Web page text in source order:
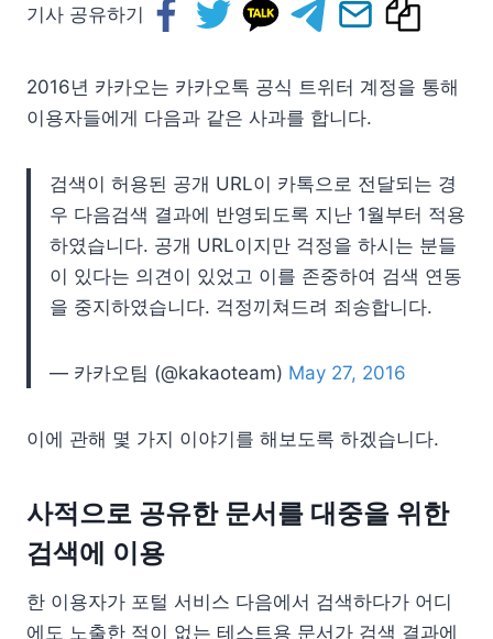
기사 공유하기
2016년 카카오는 카카오톡 공식 트위터 계정을 통해
이용자들에게 다음과 같은 사과를 합니다.
검색이 허용된 공개 URL이 카톡으로 전달되는 경
우 다음검색 결과에 반영되도록 지난 1월부터 적용
하였습니다. 공개 URL이지만 걱정을 하시는 분들
이 있다는 의견이 있었고 이를 존중하여 검색 연동
을 중지하였습니다. 걱정끼쳐드려 죄송합니다.
— 카카오팀 (@kakaoteam) May 27, 2016
이에 관해 몇 가지 이야기를 해보도록 하겠습니다.
사적으로 공유한 문서를 대중을 위한
검색에 이용
한 이용자가 포털 서비스 다음에서 검색하다가 어디
에도 노출한 적이 없는 테스트용 문서가 검색 결과에